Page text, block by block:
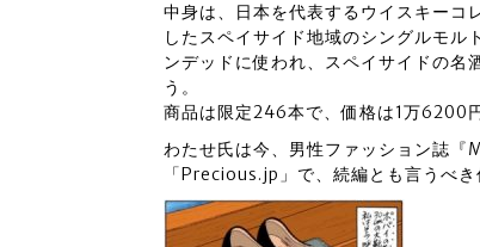
中身は、日本を代表するウイスキーコ
したスペイサイド地域のシングルモル
ンデッドに使われ、スペイサイドの名
う。
商品は限定246本で、価格は1万6200
わたせ氏は今、男性ファッション誌『
「Precious.jp」で、続編とも言うべ